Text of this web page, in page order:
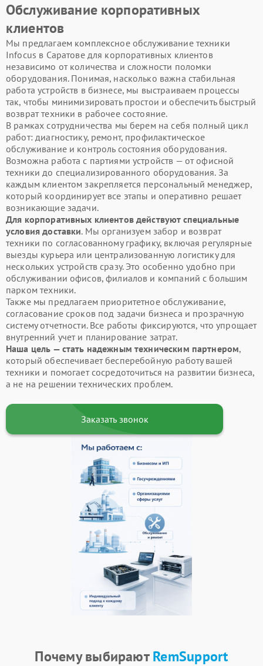
Обслуживание корпоративных
клиентов
Мы предлагаем комплексное обслуживание техники
Infocus в Саратове для корпоративных клиентов
независимо от количества и сложности поломки
оборудования. Понимая, насколько важна стабильная
работа устройств в бизнесе, мы выстраиваем процессы
так, чтобы минимизировать простои и обеспечить быстрый
возврат техники в рабочее состояние.
В рамках сотрудничества мы берем на себя полный цикл
работ: диагностику, ремонт, профилактическое
обслуживание и контроль состояния оборудования.
Возможна работа с партиями устройств — от офисной
техники до специализированного оборудования. За
каждым клиентом закрепляется персональный менеджер,
который координирует все этапы и оперативно решает
возникающие задачи.
Для корпоративных клиентов действуют специальные
условия доставки. Мы организуем забор и возврат
техники по согласованному графику, включая регулярные
выезды курьера или централизованную логистику для
нескольких устройств сразу. Это особенно удобно при
обслуживании офисов, филиалов и компаний с большим
парком техники.
Также мы предлагаем приоритетное обслуживание,
согласование сроков под задачи бизнеса и прозрачную
систему отчетности. Все работы фиксируются, что упрощает
внутренний учет и планирование затрат.
Наша цель — стать надежным техническим партнером,
который обеспечивает бесперебойную работу вашей
техники и помогает сосредоточиться на развитии бизнеса,
а не на решении технических проблем.
Заказать звонок
Почему выбираютRemSupport